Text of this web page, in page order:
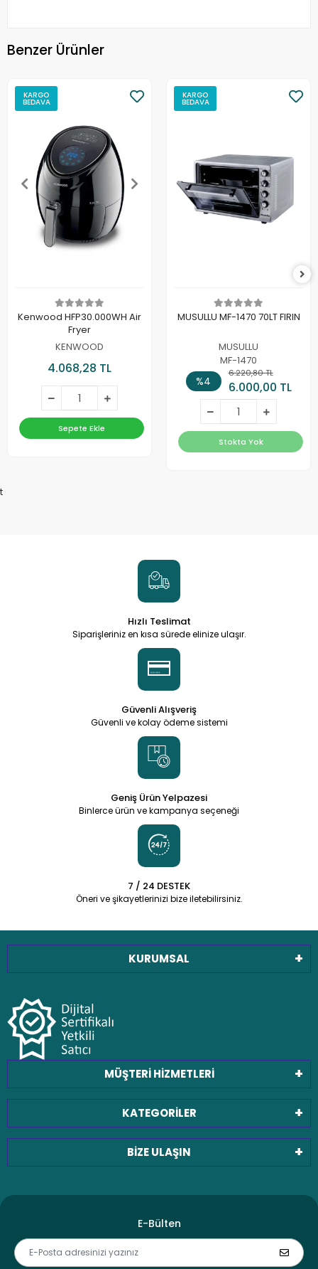
Benzer Ürünler
KARGO
BEDAVA
Kenwood HFP30.000WH Air
Fryer
KENWOOD
4.068,28 TL
Sepete Ekle
KARGO
BEDAVA
MUSULLU MF-1470 70LT FIRIN
MUSULLU
MF-1470
%4
6.220,80 TL
6.000,00 TL
Stokta Yok
t
Hızlı Teslimat
Siparişleriniz en kısa sürede elinize ulaşır.
Güvenli Alışveriş
Güvenli ve kolay ödeme sistemi
Geniş Ürün Yelpazesi
Binlerce ürün ve kampanya seçeneği
7 / 24 DESTEK
Öneri ve şikayetlerinizi bize iletebilirsiniz.
KURUMSAL
MÜŞTERİ HİZMETLERİ
KATEGORİLER
BİZE ULAŞIN
E-Bülten